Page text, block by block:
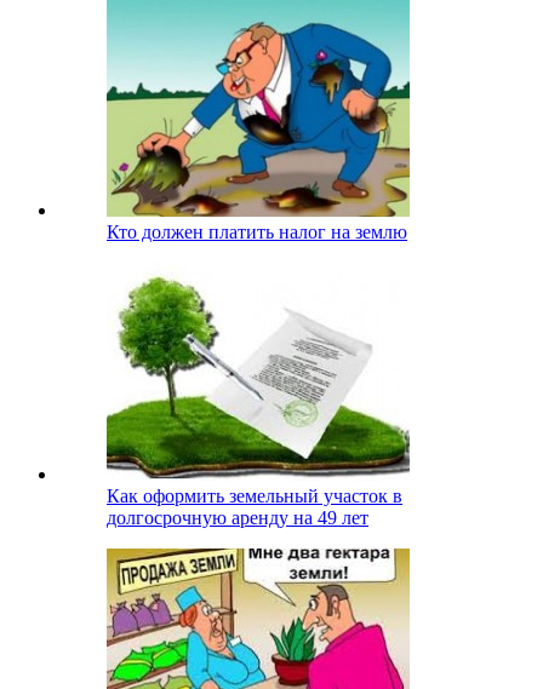
Кто должен платить налог на землю
Как оформить земельный участок в
долгосрочную аренду на 49 лет